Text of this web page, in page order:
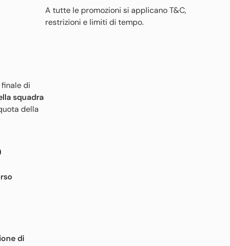
di
squadra
della
di
A tutte le promozioni si applicano T&C,
restrizioni e limiti di tempo.